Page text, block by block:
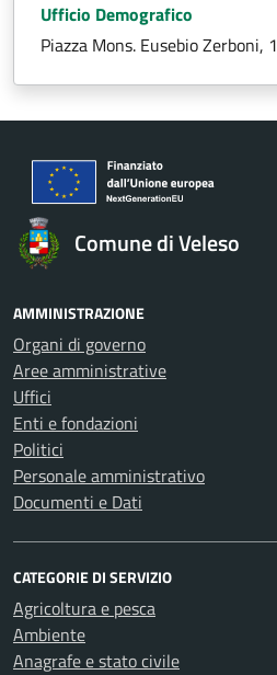
Ufficio Demografico
Piazza Mons. Eusebio Zerboni, 1
Comune di Veleso
AMMINISTRAZIONE
Organi di governo
Aree amministrative
Uffici
Enti e fondazioni
Politici
Personale amministrativo
Documenti e Dati
CATEGORIE DI SERVIZIO
Agricoltura e pesca
Ambiente
Anagrafe e stato civile